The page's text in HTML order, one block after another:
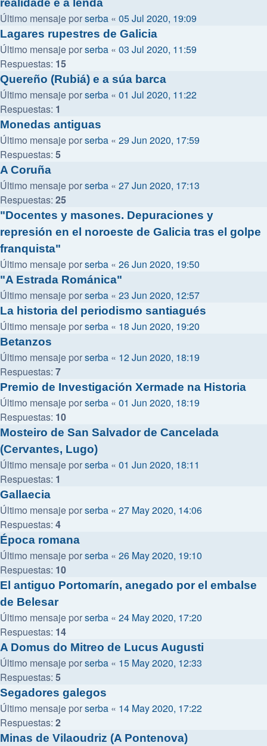
realidade e a lenda
Último mensaje porserba « 05 Jul 2020, 19:09
Lagares rupestres de Galicia
Último mensaje porserba « 03 Jul 2020, 11:59
Respuestas: 15
Quereño (Rubiá) e a súa barca
Último mensaje porserba « 01 Jul 2020, 11:22
Respuestas: 1
Monedas antiguas
Último mensaje porserba « 29 Jun 2020, 17:59
Respuestas: 5
A Coruña
Último mensaje porserba « 27 Jun 2020, 17:13
Respuestas: 25
"Docentes y masones. Depuraciones y
represión en el noroeste de Galicia tras el golpe
franquista"
Último mensaje porserba « 26 Jun 2020, 19:50
"A Estrada Románica"
Último mensaje porserba « 23 Jun 2020, 12:57
La historia del periodismo santiagués
Último mensaje porserba « 18 Jun 2020, 19:20
Betanzos
Último mensaje porserba « 12 Jun 2020, 18:19
Respuestas: 7
Premio de Investigación Xermade na Historia
Último mensaje porserba « 01 Jun 2020, 18:19
Respuestas: 10
Mosteiro de San Salvador de Cancelada
(Cervantes, Lugo)
Último mensaje porserba « 01 Jun 2020, 18:11
Respuestas: 1
Gallaecia
Último mensaje porserba « 27 May 2020, 14:06
Respuestas: 4
Época romana
Último mensaje porserba « 26 May 2020, 19:10
Respuestas: 10
El antiguo Portomarín, anegado por el embalse
de Belesar
Último mensaje porserba « 24 May 2020, 17:20
Respuestas: 14
A Domus do Mitreo de Lucus Augusti
Último mensaje porserba « 15 May 2020, 12:33
Respuestas: 5
Segadores galegos
Último mensaje porserba « 14 May 2020, 17:22
Respuestas: 2
Minas de Vilaoudriz (A Pontenova)